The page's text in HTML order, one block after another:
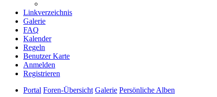
Linkverzeichnis
Galerie
FAQ
Kalender
Regeln
Benutzer Karte
Anmelden
Registrieren
Portal Foren-Übersicht Galerie Persönliche Alben